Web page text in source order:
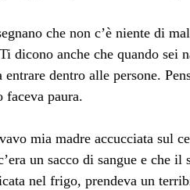
che non c’è niente di
dicono anche che quando sei
entrare dentro alle persone.
faceva paura.
mia madre accucciata sul
un sacco di sangue e che
nel frigo, prendeva un